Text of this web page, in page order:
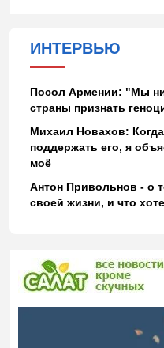
ИНТЕРВЬЮ
Посол Армении: "Мы
страны признать
Михаил Новахов:
поддержать его, я
моё
Антон Привольнов - о
своей жизни, и что